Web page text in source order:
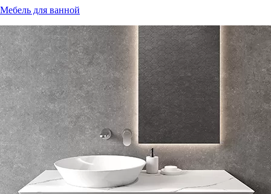
Мебель для ванной